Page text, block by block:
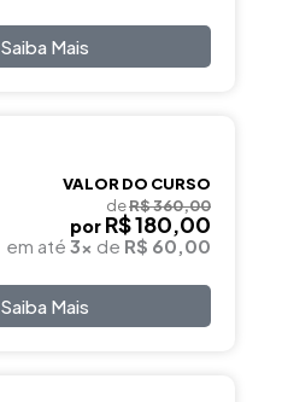
Saiba Mais
VALOR DO CURSO
deR$ 360,00
por R$ 180,00
em até 3x de R$ 60,00
Saiba Mais